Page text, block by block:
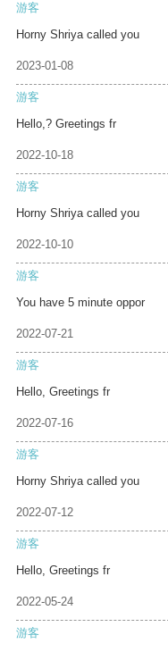
游客
Horny Shriya called you
2023-01-08
游客
Hello,? Greetings fr
2022-10-18
游客
Horny Shriya called you
2022-10-10
游客
You have 5 minute oppor
2022-07-21
游客
Hello, Greetings fr
2022-07-16
游客
Horny Shriya called you
2022-07-12
游客
Hello, Greetings fr
2022-05-24
游客